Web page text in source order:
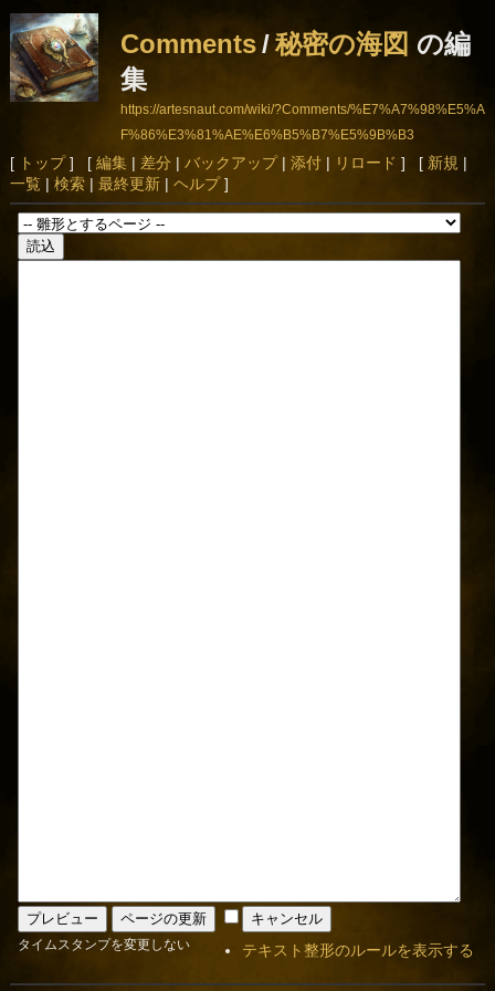
Comments/秘密の海図 の編
集
https://artesnaut.com/wiki/?Comments/%E7%A7%98%E5%A
F%86%E3%81%AE%E6%B5%B7%E5%9B%B3
[ トップ] [ 編集| 差分 | バックアップ| 添付| リロード ] [ 新規 |
一覧| 検索| 最終更新| ヘルプ]
タイムスタンプを変更しない テキスト整形のルールを表示する